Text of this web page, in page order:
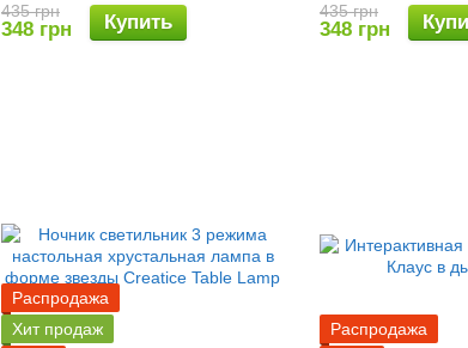
435 грн
348 грн Купить 435 грн
348 грн
Распродажа
Хит продаж
Распродажа